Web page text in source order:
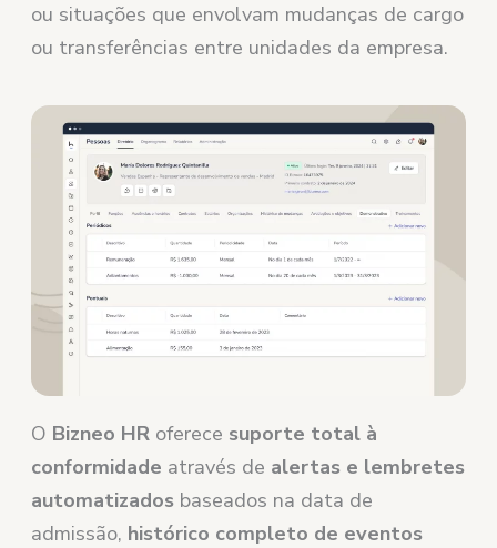
ou situações que envolvam mudanças de cargo
ou transferências entre unidades da empresa.
O Bizneo HR oferece suporte total à
conformidade através de alertas e lembretes
automatizados baseados na data de
admissão, histórico completo de eventos